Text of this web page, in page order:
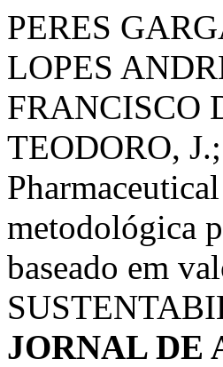
PERES
LOPES
FRANCISCO
TEODORO,
metodológica
baseado em
JORNAL DE